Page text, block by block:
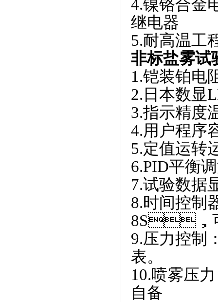
4.镍铬合金电
继电器
5.耐高温工
非标盐雾试
1.铠装铂电
2.日本数显
3.指示精度温
4.用户程序容
5.定值运转运
6.PID平衡调
7.试验数据显
8.时间控
8S，可
9.压力控制
表。
10.喷雾压力
自备